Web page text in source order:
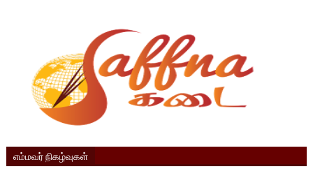
எம்மவர் நிகழ்வுகள்